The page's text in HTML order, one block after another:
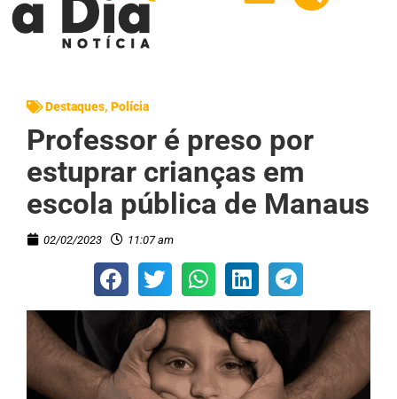
Destaques, Polícia
Professor é preso por
estuprar crianças em
escola pública de Manaus
02/02/2023 11:07 am